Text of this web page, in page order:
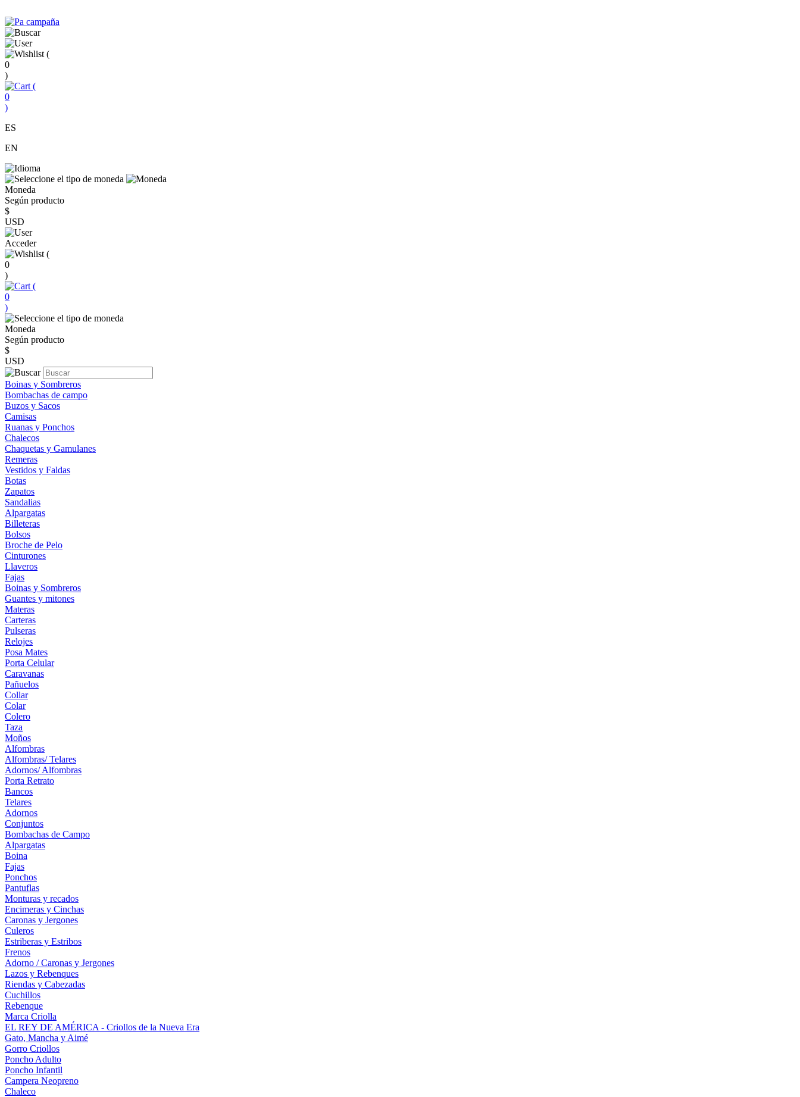
(
0
)
(
0
)
ES
EN
Moneda
Según producto
$
USD
Acceder
(
0
)
(
0
)
Moneda
Según producto
$
USD
Boinas y Sombreros
Bombachas de campo
Buzos y Sacos
Camisas
Ruanas y Ponchos
Chalecos
Chaquetas y Gamulanes
Remeras
Vestidos y Faldas
Botas
Zapatos
Sandalias
Alpargatas
Billeteras
Bolsos
Broche de Pelo
Cinturones
Llaveros
Fajas
Boinas y Sombreros
Guantes y mitones
Materas
Carteras
Pulseras
Relojes
Posa Mates
Porta Celular
Caravanas
Pañuelos
Collar
Colar
Colero
Taza
Moños
Alfombras
Alfombras/ Telares
Adornos/ Alfombras
Porta Retrato
Bancos
Telares
Adornos
Conjuntos
Bombachas de Campo
Alpargatas
Boina
Fajas
Ponchos
Pantuflas
Monturas y recados
Encimeras y Cinchas
Caronas y Jergones
Culeros
Estriberas y Estribos
Frenos
Adorno / Caronas y Jergones
Lazos y Rebenques
Riendas y Cabezadas
Cuchillos
Rebenque
Marca Criolla
EL REY DE AMÉRICA - Criollos de la Nueva Era
Gato, Mancha y Aimé
Gorro Criollos
Poncho Adulto
Poncho Infantil
Campera Neopreno
Chaleco